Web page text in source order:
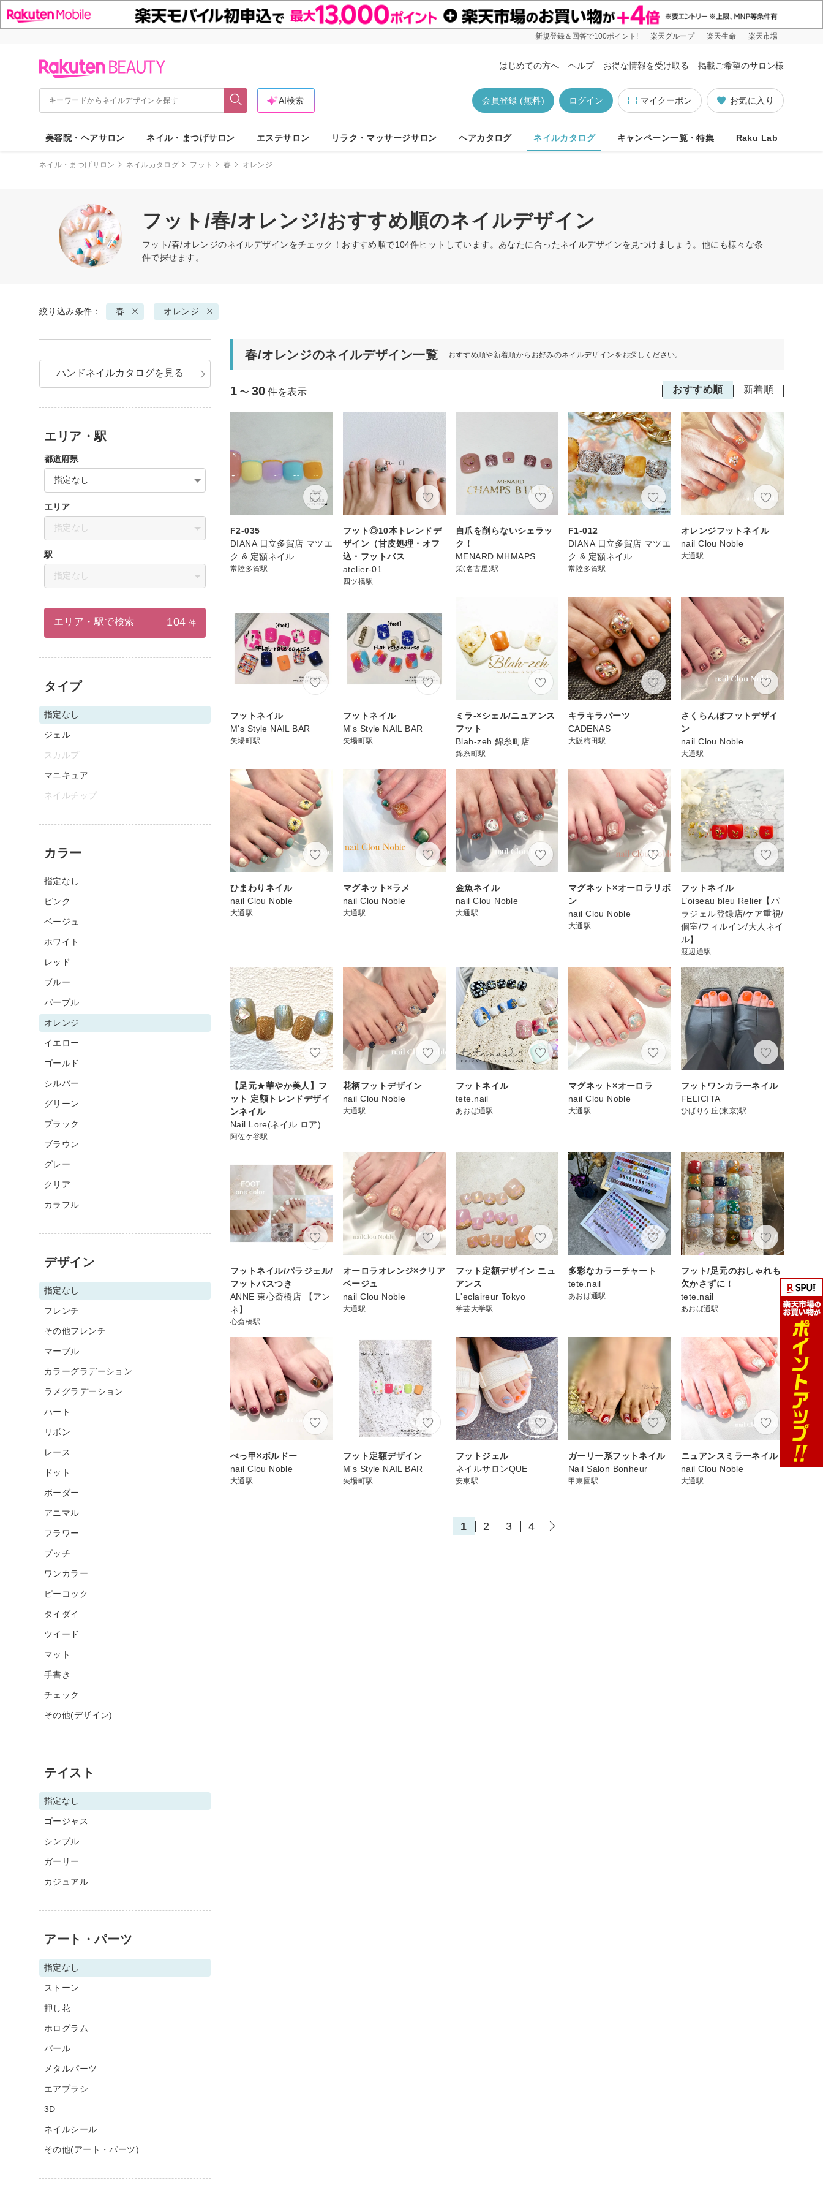
新規登録＆回答で100ポイント! 楽天グループ 楽天生命 楽天市場
はじめての方へ ヘルプ お得な情報を受け取る 掲載ご希望のサロン様
お気に入り
マイクーポン
ログイン
会員登録 (無料)
AI検索
美容院・ヘアサロン ネイル・まつげサロン エステサロン リラク・マッサージサロン ヘアカタログ ネイルカタログ キャンペーン一覧・特集 Raku Lab
ネイル・まつげサロン ネイルカタログ フット 春 オレンジ
フット/春/オレンジ/おすすめ順のネイルデザイン
フット/春/オレンジのネイルデザインをチェック！おすすめ順で104件ヒットしています。あなたに合ったネイルデザインを見つけましょう。他にも様々な条
件で探せます。
絞り込み条件： 春 オレンジ
春/オレンジのネイルデザイン一覧 おすすめ順や新着順からお好みのネイルデザインをお探しください。
おすすめ順 新着順
1 〜 30 件を表示
F2-035
DIANA 日立多賀店 マツエ
ク & 定額ネイル
常陸多賀駅
フット◎10本トレンドデ
ザイン（甘皮処理・オフ
込・フットバス
atelier-01
四ツ橋駅
自爪を削らないシェラッ
ク！
MENARD MHMAPS
栄(名古屋)駅
F1-012
DIANA 日立多賀店 マツエ
ク & 定額ネイル
常陸多賀駅
オレンジフットネイル
nail Clou Noble
大通駅
フットネイル
M's Style NAIL BAR
矢場町駅
フットネイル
M's Style NAIL BAR
矢場町駅
ミラ-×シェル/ニュアンス
フット
Blah-zeh 錦糸町店
錦糸町駅
キラキラパーツ
CADENAS
大阪梅田駅
さくらんぼフットデザイ
ン
nail Clou Noble
大通駅
ひまわりネイル
nail Clou Noble
大通駅
マグネット×ラメ
nail Clou Noble
大通駅
金魚ネイル
nail Clou Noble
大通駅
マグネット×オーロラリボ
ン
nail Clou Noble
大通駅
フットネイル
L’oiseau bleu Relier【パ
ラジェル登録店/ケア重視/
個室/フィルイン/大人ネイ
ル】
渡辺通駅
【足元★華やか美人】フ
ット 定額トレンドデザイ
ンネイル
Nail Lore(ネイル ロア)
阿佐ケ谷駅
花柄フットデザイン
nail Clou Noble
大通駅
フットネイル
tete.nail
あおば通駅
マグネット×オーロラ
nail Clou Noble
大通駅
フットワンカラーネイル
FELICITA
ひばりケ丘(東京)駅
フットネイル/パラジェル/
フットバスつき
ANNE 東心斎橋店 【アン
ネ】
心斎橋駅
オーロラオレンジ×クリア
ベージュ
nail Clou Noble
大通駅
フット定額デザイン ニュ
アンス
L'eclaireur Tokyo
学芸大学駅
多彩なカラーチャート
tete.nail
あおば通駅
フット/足元のおしゃれも
欠かさずに！
tete.nail
あおば通駅
べっ甲×ボルドー
nail Clou Noble
大通駅
フット定額デザイン
M's Style NAIL BAR
矢場町駅
フットジェル
ネイルサロンQUE
安東駅
ガーリー系フットネイル
Nail Salon Bonheur
甲東園駅
ニュアンスミラーネイル
nail Clou Noble
大通駅
1 2 3 4
ハンドネイルカタログを見る
エリア・駅
都道府県
指定なし
エリア
指定なし
駅
指定なし
エリア・駅で検索 104 件
タイプ
指定なし
ジェル
スカルプ
マニキュア
ネイルチップ
カラー
指定なし
ピンク
ベージュ
ホワイト
レッド
ブルー
パープル
オレンジ
イエロー
ゴールド
シルバー
グリーン
ブラック
ブラウン
グレー
クリア
カラフル
デザイン
指定なし
フレンチ
その他フレンチ
マーブル
カラーグラデーション
ラメグラデーション
ハート
リボン
レース
ドット
ボーダー
アニマル
フラワー
プッチ
ワンカラー
ピーコック
タイダイ
ツイード
マット
手書き
チェック
その他(デザイン)
テイスト
指定なし
ゴージャス
シンプル
ガーリー
カジュアル
アート・パーツ
指定なし
ストーン
押し花
ホログラム
パール
メタルパーツ
エアブラシ
3D
ネイルシール
その他(アート・パーツ)